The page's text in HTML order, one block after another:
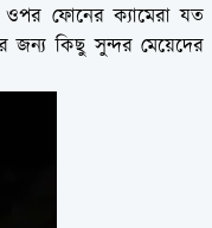
ওপর ফোনের ক্যামেরা
জন্য কিছু সুন্দর